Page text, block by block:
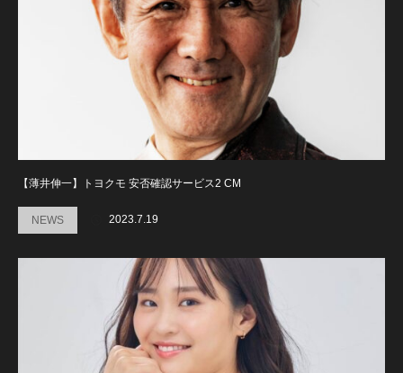
【薄井伸一】トヨクモ 安否確認サービス2 CM
NEWS 2023.7.19